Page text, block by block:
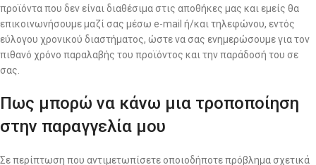
προϊόντα που δεν είναι διαθέσιμα στις αποθήκες μας και εμείς θα
επικοινωνήσουμε μαζί σας μέσω e-mail ή/και τηλεφώνου, εντός
εύλογου χρονικού διαστήματος, ώστε να σας ενημερώσουμε για τον
πιθανό χρόνο παραλαβής του προϊόντος και την παράδοσή του σε
σας.
Πως μπορώ να κάνω μια τροποποίηση
στην παραγγελία μου
Σε περίπτωση που αντιμετωπίσετε οποιοδήποτε πρόβλημα σχετικά